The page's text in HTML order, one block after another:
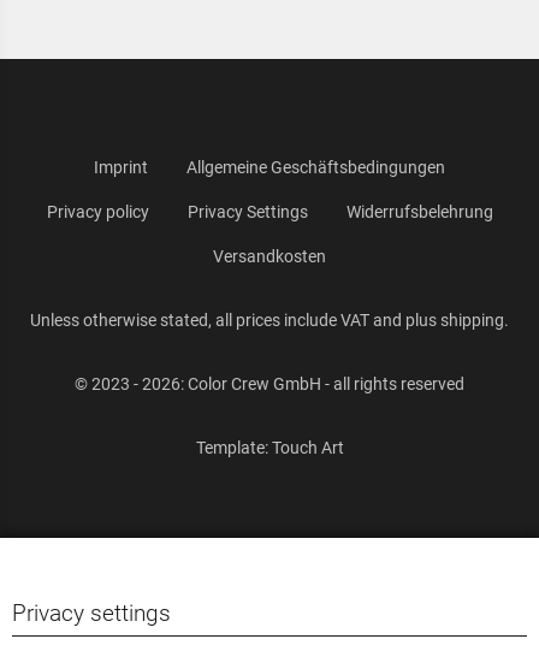
Imprint Allgemeine Geschäftsbedingungen
Privacy policy Privacy Settings Widerrufsbelehrung
Versandkosten
Unless otherwise stated, all prices include VAT and plus shipping.
© 2023 - 2026: Color Crew GmbH - all rights reserved
Template:Touch Art
Privacy settings